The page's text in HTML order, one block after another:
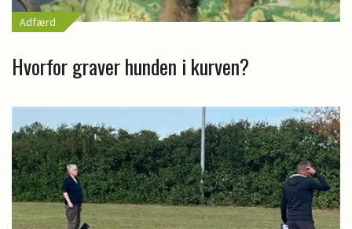
Adfærd
Hvorfor graver hunden i kurven?